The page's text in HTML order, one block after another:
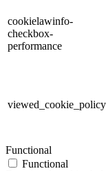
cookielawinfo-
checkbox-
performance
viewed_cookie_policy
Functional
Functional